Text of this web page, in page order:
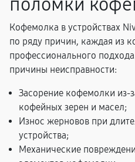
Кофемолка в устройствах
по ряду причин, каждая из
профессионального
причины неисправности:
Засорение кофемолки из-
кофейных зерен и масел;
Износ жерновов при
устройства;
Механические